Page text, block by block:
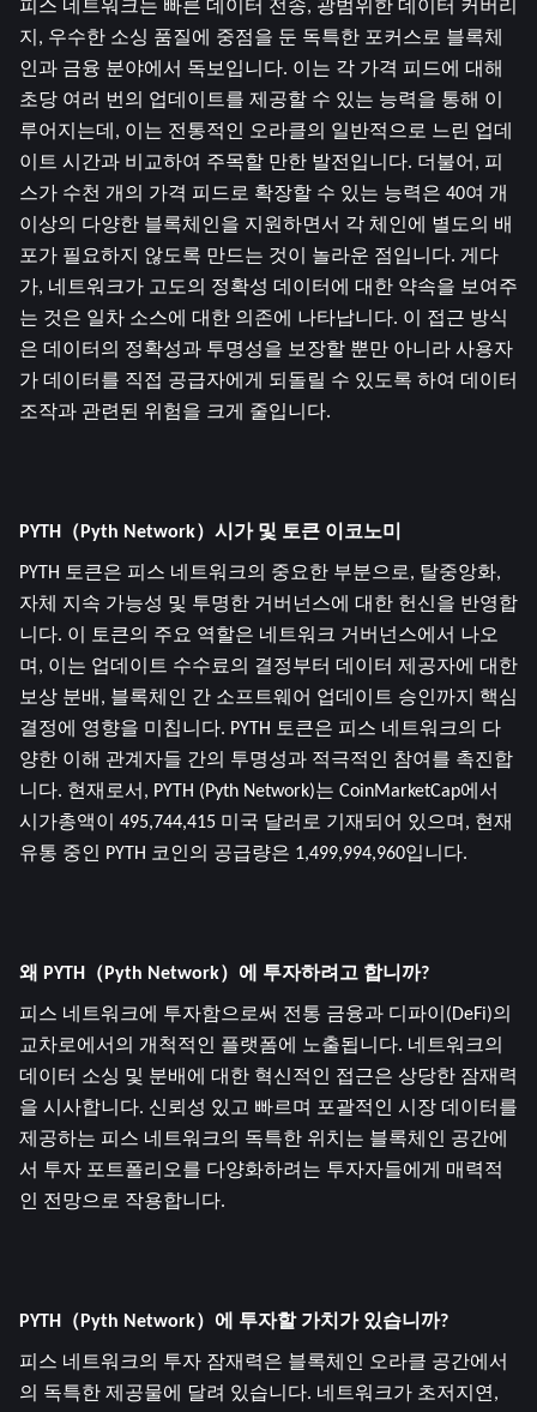
피스 네트워크는 빠른 데이터 전송, 광범위한 데이터 커버리
지, 우수한 소싱 품질에 중점을 둔 독특한 포커스로 블록체
인과 금융 분야에서 독보입니다. 이는 각 가격 피드에 대해
초당 여러 번의 업데이트를 제공할 수 있는 능력을 통해 이
루어지는데, 이는 전통적인 오라클의 일반적으로 느린 업데
이트 시간과 비교하여 주목할 만한 발전입니다. 더불어, 피
스가 수천 개의 가격 피드로 확장할 수 있는 능력은 40여 개
이상의 다양한 블록체인을 지원하면서 각 체인에 별도의 배
포가 필요하지 않도록 만드는 것이 놀라운 점입니다. 게다
가, 네트워크가 고도의 정확성 데이터에 대한 약속을 보여주
는 것은 일차 소스에 대한 의존에 나타납니다. 이 접근 방식
은 데이터의 정확성과 투명성을 보장할 뿐만 아니라 사용자
가 데이터를 직접 공급자에게 되돌릴 수 있도록 하여 데이터
조작과 관련된 위험을 크게 줄입니다.
PYTH（Pyth Network）시가 및 토큰 이코노미
PYTH 토큰은 피스 네트워크의 중요한 부분으로, 탈중앙화,
자체 지속 가능성 및 투명한 거버넌스에 대한 헌신을 반영합
니다. 이 토큰의 주요 역할은 네트워크 거버넌스에서 나오
며, 이는 업데이트 수수료의 결정부터 데이터 제공자에 대한
보상 분배, 블록체인 간 소프트웨어 업데이트 승인까지 핵심
결정에 영향을 미칩니다. PYTH 토큰은 피스 네트워크의 다
양한 이해 관계자들 간의 투명성과 적극적인 참여를 촉진합
니다. 현재로서, PYTH (Pyth Network)는 CoinMarketCap에서
시가총액이 495,744,415 미국 달러로 기재되어 있으며, 현재
유통 중인 PYTH 코인의 공급량은 1,499,994,960입니다.
왜 PYTH（Pyth Network）에 투자하려고 합니까?
피스 네트워크에 투자함으로써 전통 금융과 디파이(DeFi)의
교차로에서의 개척적인 플랫폼에 노출됩니다. 네트워크의
데이터 소싱 및 분배에 대한 혁신적인 접근은 상당한 잠재력
을 시사합니다. 신뢰성 있고 빠르며 포괄적인 시장 데이터를
제공하는 피스 네트워크의 독특한 위치는 블록체인 공간에
서 투자 포트폴리오를 다양화하려는 투자자들에게 매력적
인 전망으로 작용합니다.
PYTH（Pyth Network）에 투자할 가치가 있습니까?
피스 네트워크의 투자 잠재력은 블록체인 오라클 공간에서
의 독특한 제공물에 달려 있습니다. 네트워크가 초저지연,